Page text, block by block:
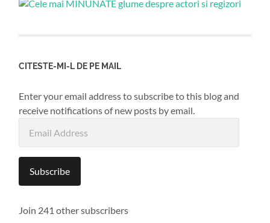
CITESTE-MI-L DE PE MAIL
Enter your email address to subscribe to this blog and
receive notifications of new posts by email.
Address
Subscribe
Join 241 other subscribers